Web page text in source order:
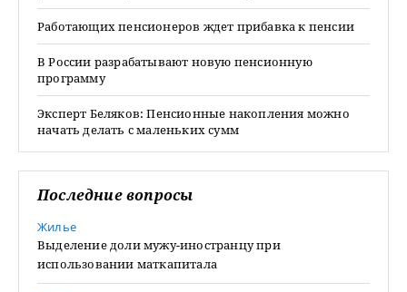
Работающих пенсионеров ждет прибавка к пенсии
В России разрабатывают новую пенсионную
программу
Эксперт Беляков: Пенсионные накопления можно
начать делать с маленьких сумм
Последние вопросы
Жилье
Выделение доли мужу-иностранцу при
использовании маткапитала